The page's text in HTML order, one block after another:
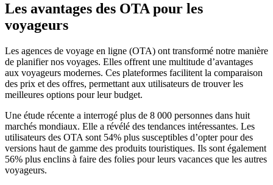
Les avantages des OTA pour les
voyageurs
Les agences de voyage en ligne (OTA) ont transformé notre manière
de planifier nos voyages. Elles offrent une multitude d’avantages
aux voyageurs modernes. Ces plateformes facilitent la comparaison
des prix et des offres, permettant aux utilisateurs de trouver les
meilleures options pour leur budget.
Une étude récente a interrogé plus de 8 000 personnes dans huit
marchés mondiaux. Elle a révélé des tendances intéressantes. Les
utilisateurs des OTA sont 54% plus susceptibles d’opter pour des
versions haut de gamme des produits touristiques. Ils sont également
56% plus enclins à faire des folies pour leurs vacances que les autres
voyageurs.